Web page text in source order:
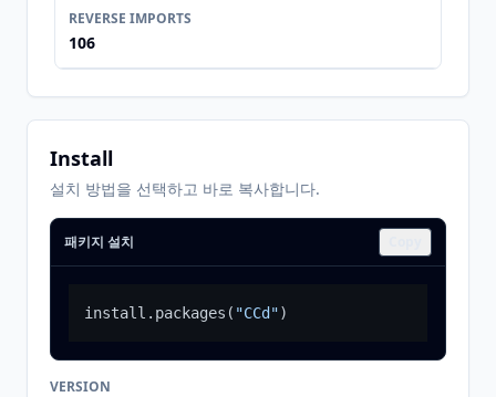
REVERSE IMPORTS
106
Install
설치 방법을 선택하고 바로 복사합니다.
패키지 설치
install.packages ( "CCd")
VERSION